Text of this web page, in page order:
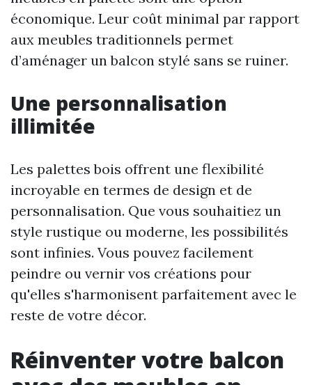
économique. Leur coût minimal par rapport
aux meubles traditionnels permet
d’aménager un balcon stylé sans se ruiner.
Une personnalisation
illimitée
Les palettes bois offrent une flexibilité
incroyable en termes de design et de
personnalisation. Que vous souhaitiez un
style rustique ou moderne, les possibilités
sont infinies. Vous pouvez facilement
peindre ou vernir vos créations pour
qu'elles s'harmonisent parfaitement avec le
reste de votre décor.
Réinventer votre balcon